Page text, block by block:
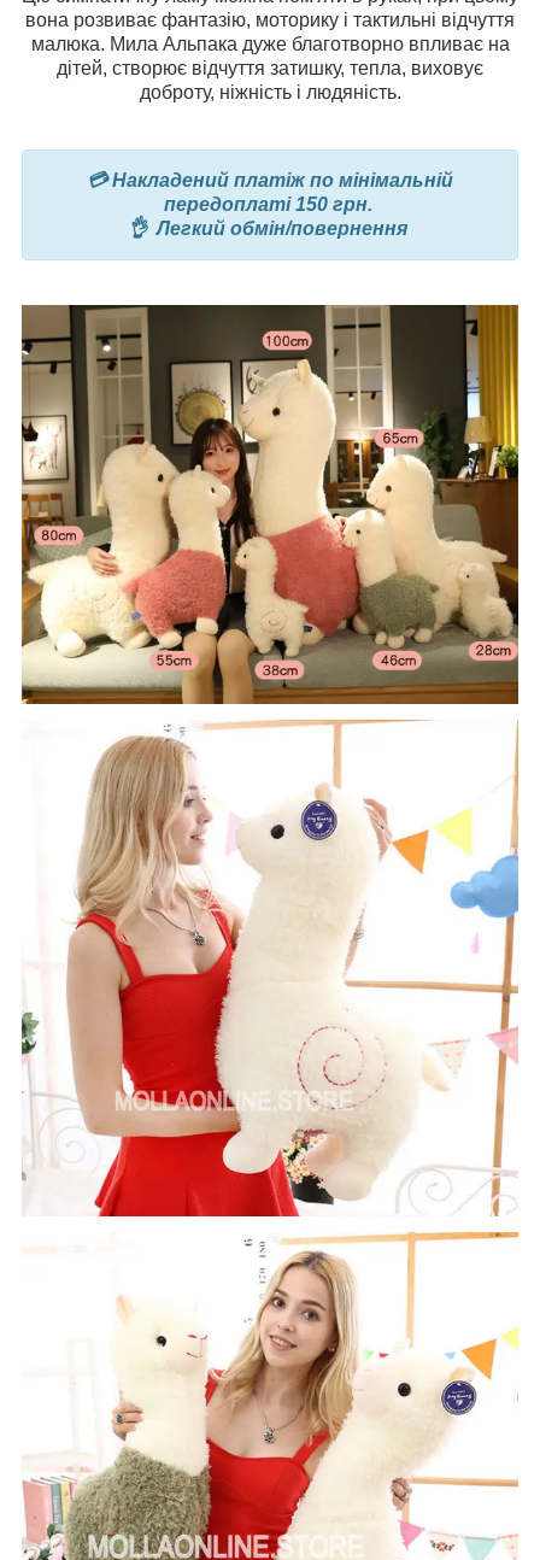
вона розвиває фантазію, моторику і тактильні відчуття
малюка. Мила Альпака дуже благотворно впливає на
дітей, створює відчуття затишку, тепла, виховує
доброту, ніжність і людяність.
💳 Накладений платіж по мінімальній
передоплаті 150 грн.
👌 Легкий обмін/повернення